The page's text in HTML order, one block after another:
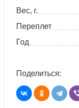
Вес, г.
Переплет
Год
Поделиться: